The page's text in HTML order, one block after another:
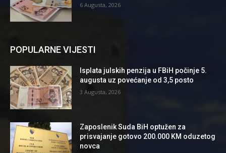
6 Augusta, 2026
POPULARNE VIJESTI
Isplata julskih penzija u FBiH počinje 5.
augusta uz povećanje od 3,5 posto
3 Augusta, 2026
Zaposlenik Suda BiH optužen za
prisvajanje gotovo 200.000 KM oduzetog
novca